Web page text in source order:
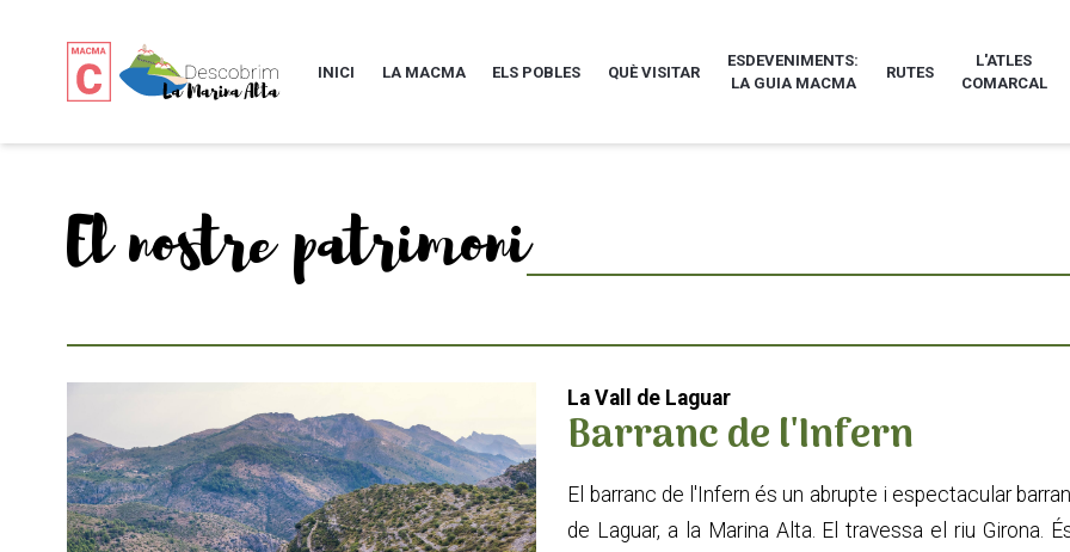
INICI LA MACMA ELS POBLES QUÈ VISITAR
ESDEVENIMENTS:
LA GUIA MACMA
RUTES
L'ATLES
COMARCAL
El nostre patrimoni
La Vall de Laguar
Barranc de l'Infern
El barranc de l'Infern és un abrupte i espectacular
de Laguar, a la Marina Alta. El travessa el riu Girona.